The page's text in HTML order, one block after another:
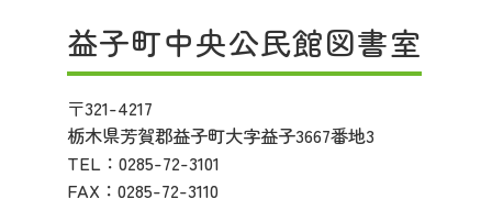
益子町中央公民館図書室
〒321-4217
栃木県芳賀郡益子町大字益子3667番地3
TEL： 0285-72-3101
FAX：0285-72-3110